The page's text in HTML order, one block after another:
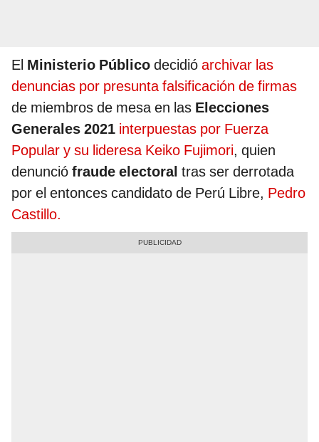
El Ministerio Público decidió archivar las
denuncias por presunta falsificación de firmas
de miembros de mesa en las Elecciones
Generales 2021 interpuestas por Fuerza
Popular y su lideresa Keiko Fujimori, quien
denunció fraude electoral tras ser derrotada
por el entonces candidato de Perú Libre, Pedro
Castillo.